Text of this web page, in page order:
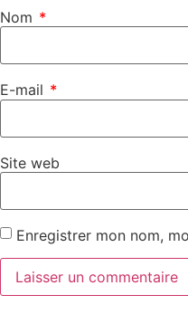
Nom *
E-mail *
Site web
Enregistrer mon nom,